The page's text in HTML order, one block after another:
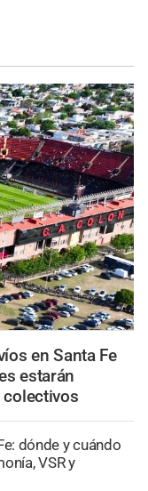
en Santa Fe
estarán
dónde y cuándo
VSR y